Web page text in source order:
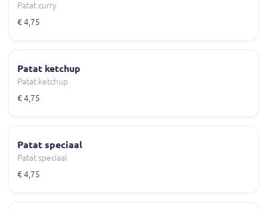
Patat curry
€ 4,75
Patat ketchup
Patat ketchup
€ 4,75
Patat speciaal
Patat speciaal
€ 4,75